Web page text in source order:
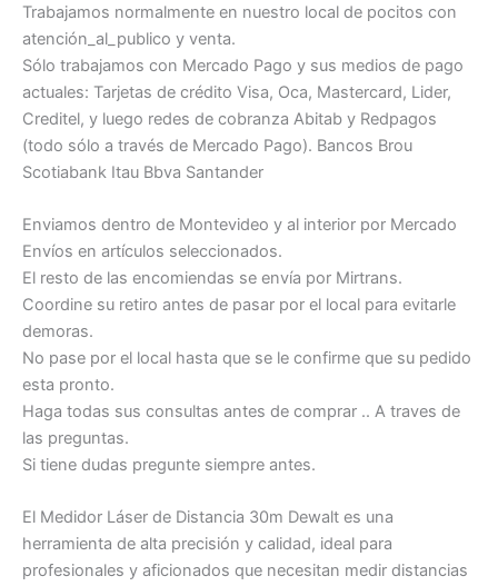
Trabajamos normalmente en nuestro local de pocitos con
atención_al_publico y venta.
Sólo trabajamos con Mercado Pago y sus medios de pago
actuales: Tarjetas de crédito Visa, Oca, Mastercard, Lider,
Creditel, y luego redes de cobranza Abitab y Redpagos
(todo sólo a través de Mercado Pago). Bancos Brou
Scotiabank Itau Bbva Santander
Enviamos dentro de Montevideo y al interior por Mercado
Envíos en artículos seleccionados.
El resto de las encomiendas se envía por Mirtrans.
Coordine su retiro antes de pasar por el local para evitarle
demoras.
No pase por el local hasta que se le confirme que su pedido
esta pronto.
Haga todas sus consultas antes de comprar .. A traves de
las preguntas.
Si tiene dudas pregunte siempre antes.
El Medidor Láser de Distancia 30m Dewalt es una
herramienta de alta precisión y calidad, ideal para
profesionales y aficionados que necesitan medir distancias